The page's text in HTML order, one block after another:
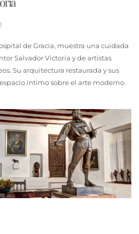
de Gracia, muestra una cuidada
Salvador Victoria y de artistas
Su arquitectura restaurada y sus
íntimo sobre el arte moderno.